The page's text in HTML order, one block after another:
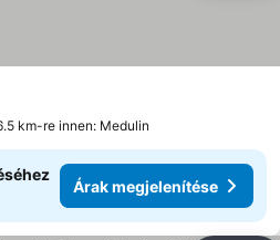
km-re innen: Medulin
Árak megjelenítése